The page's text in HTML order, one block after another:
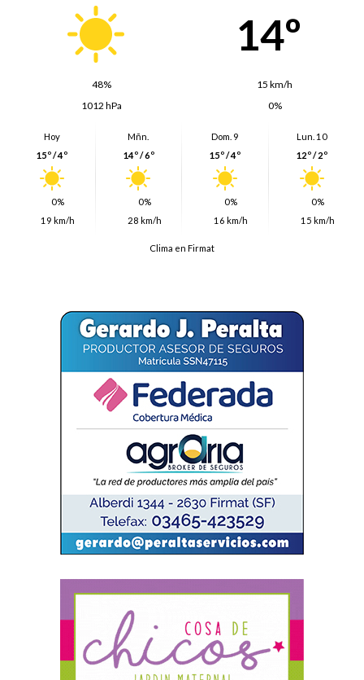
14º
48%
15 km/h
1012 hPa
0%
Hoy
15º / 4º
0%
19 km/h
Mñn.
14º / 6º
0%
28 km/h
Dom. 9
15º / 4º
0%
16 km/h
Lun. 10
12º / 2º
0%
15 km/h
Clima en Firmat